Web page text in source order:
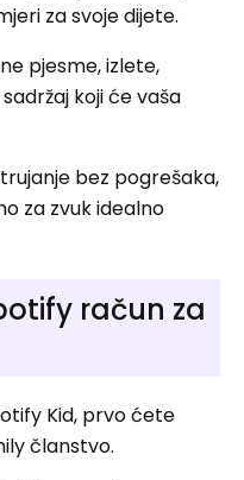
za svoje dijete.
pjesme, izlete,
koji će vaša
bez pogrešaka,
za zvuk idealno
račun za
Kid, prvo ćete
članstvo.